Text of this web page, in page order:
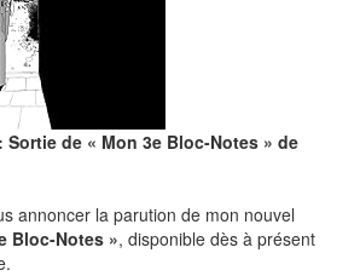
de « Mon 3e Bloc-Notes » de
annoncer la parution de mon nouvel
Bloc-Notes », disponible dès à présent